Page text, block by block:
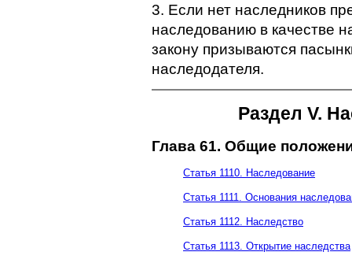
3. Если нет наследников
наследованию в качестве
закону призываются
наследодателя.
Раздел V.
Глава 61. Общие
Статья 1110. Наследование
Статья 1111. Основания
Статья 1112. Наследство
Статья 1113. Открытие наследства